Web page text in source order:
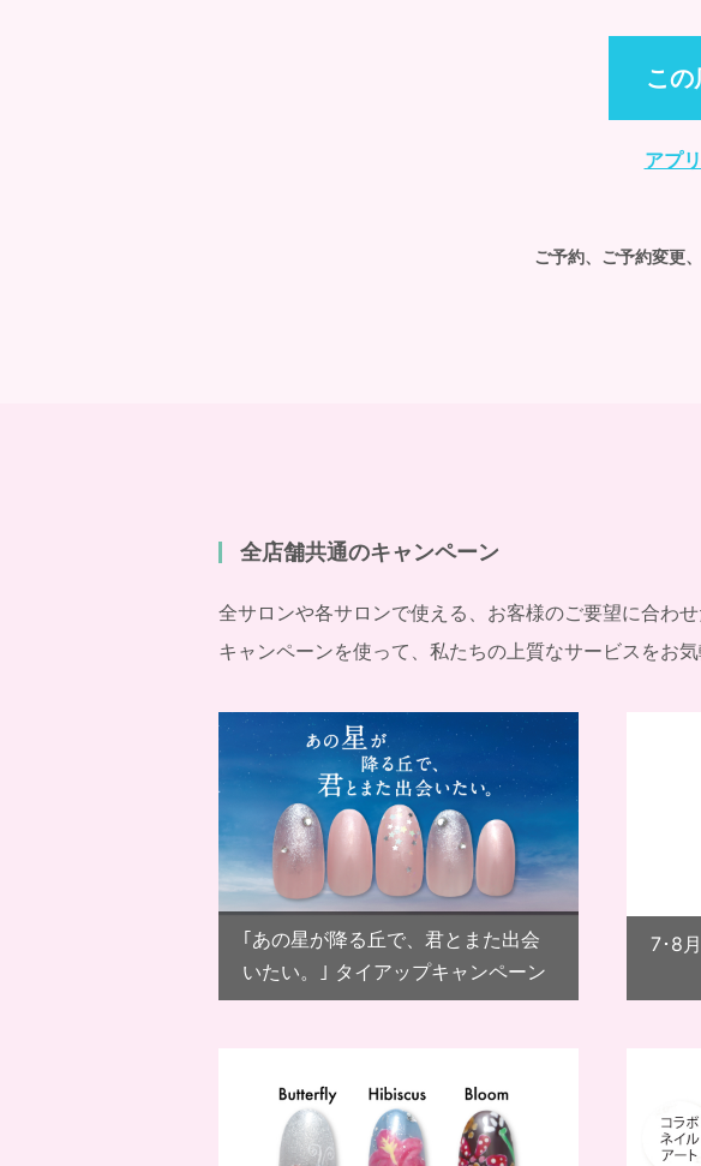
こ
アプ
ご予約、ご予約変更
全店舗共通のキャンペーン
全サロンや各サロンで使える、お客様のご要望に合わ
キャンペーンを使って、私たちの上質なサービスをお気
｢あの星が降る丘で、君とまた出会
いたい。｣ タイアップキャンペーン
7･8